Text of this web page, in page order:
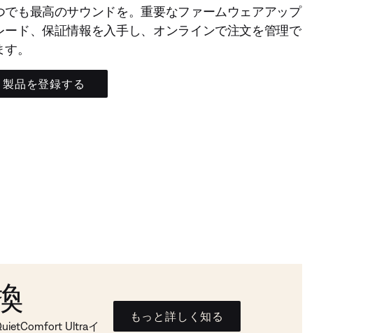
でも最高のサウンドを。重要なファームウェアアップ
ード、保証情報を入手し、オンラインで注文を管理で
。
製品を登録する
Ultraイ
もっと詳しく知る